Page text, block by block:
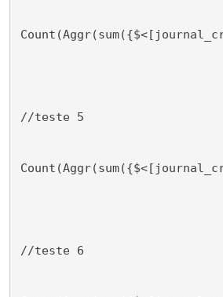
//teste 5
//teste 6